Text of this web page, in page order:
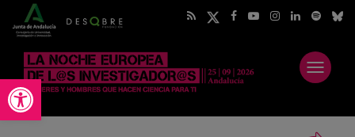
Abrir barra de herramientas
Abrir
menú